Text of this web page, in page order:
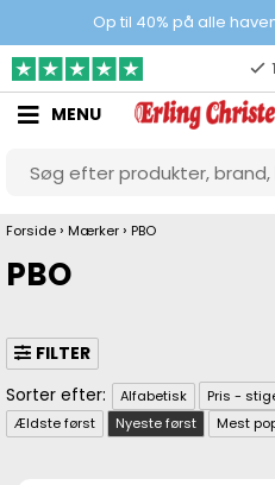
Op til 40% på alle
MENU
Forside › Mærker › PBO
PBO
FILTER
Alfabetisk Pris -
Ældste først
Nyeste først Mest